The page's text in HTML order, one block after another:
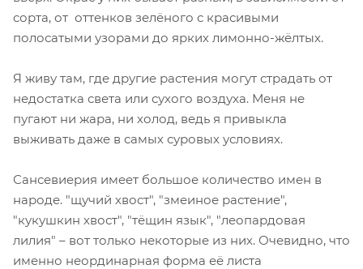
сорта, от оттенков зелёного с красивыми
полосатыми узорами до ярких лимонно-жёлтых.
Я живу там, где другие растения могут страдать от
недостатка света или сухого воздуха. Меня не
пугают ни жара, ни холод, ведь я привыкла
выживать даже в самых суровых условиях.
Сансевиерия имеет большое количество имен в
народе. "щучий хвост", "змеиное растение",
"кукушкин хвост", "тёщин язык", "леопардовая
лилия" – вот только некоторые из них. Очевидно, что
именно неординарная форма её листа